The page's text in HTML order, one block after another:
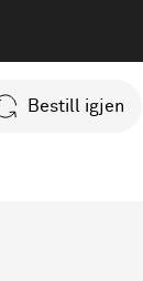
Bestill igjen